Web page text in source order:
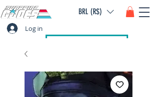
Log in
BRL (R$)